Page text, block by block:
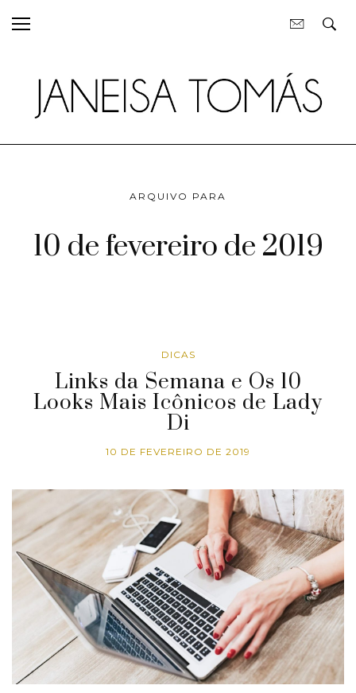
ARQUIVO PARA
10 de fevereiro de 2019
DICAS
Links da Semana e Os 10
Looks Mais Icônicos de Lady
Di
10 DE FEVEREIRO DE 2019